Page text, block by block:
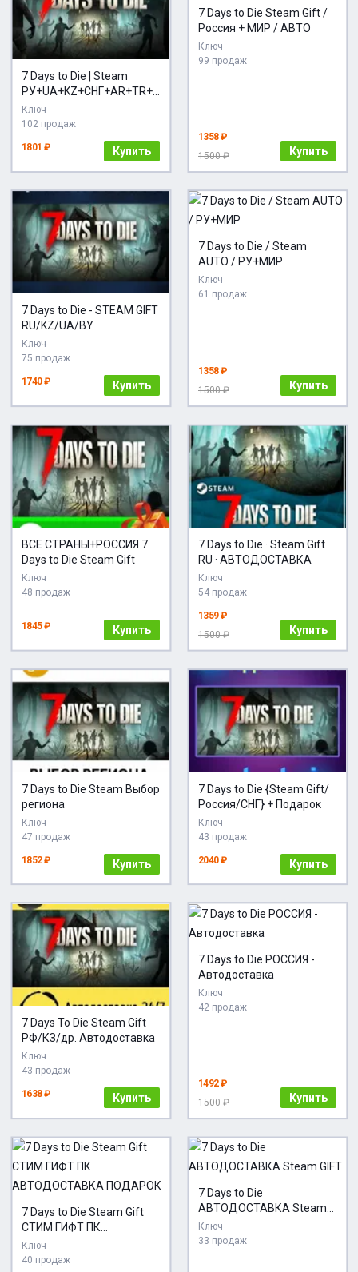
7 Days to Die | Steam
РУ+UA+KZ+СНГ+AR+TR+C
NКлюч
102 продаж
1801 ₽ Купить
7 Days to Die Steam Gift /
Россия + МИР / АВТО
Ключ
99 продаж
1358 ₽
1500 ₽
Купить
7 Days to Die - STEAM GIFT
RU/KZ/UA/BY
Ключ
75 продаж
1740 ₽ Купить
7 Days to Die / Steam
AUTO / РУ+МИР
Ключ
61 продаж
1358 ₽
1500 ₽
Купить
ВСЕ СТРАНЫ+РОССИЯ 7
Days to Die Steam Gift
Ключ
48 продаж
1845 ₽ Купить
7 Days to Die · Steam Gift
RU · АВТОДОСТАВКА
Ключ
54 продаж
1359 ₽
1500 ₽
Купить
7 Days to Die Steam Выбор
региона
Ключ
47 продаж
1852 ₽ Купить
7 Days to Die {Steam Gift/
Россия/СНГ} + Подарок
Ключ
43 продаж
2040 ₽ Купить
7 Days To Die Steam Gift
РФ/КЗ/др. Автодоставка
Ключ
43 продаж
1638 ₽ Купить
7 Days to Die РОССИЯ -
Автодоставка
Ключ
42 продаж
1492 ₽
1500 ₽
Купить
7 Days to Die Steam Gift
СТИМ ГИФТ ПК
АВТОДОСТАВКА
ПОДАРОК
Ключ
40 продаж
7 Days to Die
АВТОДОСТАВКА Steam
GIFT
Ключ
33 продаж